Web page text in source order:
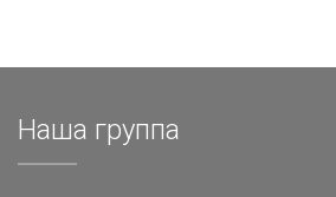
Наша группа